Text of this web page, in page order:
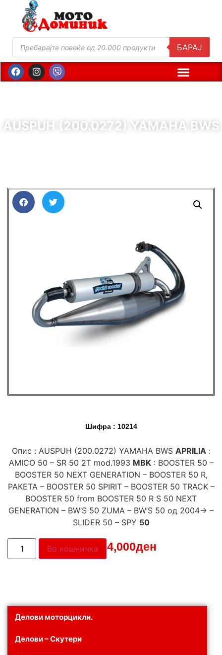
БАРАЈ
AUSPUH (200.0272) YAMAHA BWS
Делови моторцикли.
Делови – Скутери
Шифра : 10214
Опис : AUSPUH (200.0272) YAMAHA BWS APRILIA:
AMICO 50 – SR 50 2T mod.1993 MBK: BOOSTER 50 –
BOOSTER 50 NEXT GENERATION – BOOSTER 50 R,
РАКЕТА – BOOSTER 50 SPIRIT – BOOSTER 50 TRACK –
BOOSTER 50 from BOOSTER 50 R S 50 NEXT
GENERATION – BW’S 50 ZUMA – BW’S 50 од 2004-> –
SLIDER 50 – SPY 50
Цена: 14,000ден
Во кошничка